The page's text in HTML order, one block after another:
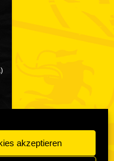
akzeptieren